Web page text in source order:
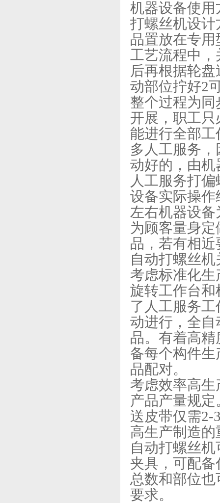
机器设备使
打螺丝机设
品置放在专
工艺流程中
后再根据轮
动部位拧好2
整个过程为
开展，职工
能进行全部
多人工服务
动好的，由
人工服务打
设备实际操
左右机器设
为顾客量身
品，若有相
自动打螺丝
考虑标准化
旋转工作台
了人工服务
动进行，全
品。有着高
备每个构件
品配对。
考虑效率高
产品产量规
送皮带仅需2-
高生产制造的
自动打螺丝
夹具，可配
总数和部位
要求。